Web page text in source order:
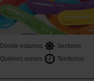
Dónde estamos Sectores
Quiénes somos
Territorios